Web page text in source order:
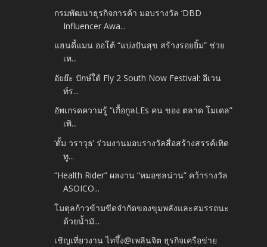
กรมพัฒนาธุรกิจการค้า มอบรางวัล ‘DBD
Influencer Awa...
แฮนดี้แมน ออโต้ “แบ่งปันสุข สร้างรอยยิ้ม” ช่วย
เห...
อัยย๊ะ ปักษ์ใต้ Fly 2 South Now Festival: อีเวน
ท์ร...
อัพเกรดความรู้ “เกื้อกูลLEs คน ของ ตลาด โมเดล”
เพิ...
‘ตั้ม วราวุธ’ ร่วมงานมอบรางวัลสื่อสร้างสรรค์เทิด
ทู...
“Health Rider” ผลงาน “หมอชลน่าน” คว้ารางวัล
ASOICO...
โมตุลก้าวข้ามขีดจำกัดของขุมพลังและสมรรถนะ
ด้วยน้ำมั...
เชิญเที่ยวงาน ไทจึ้ง@เพลินจิต ธุรกิจเครือข่าย